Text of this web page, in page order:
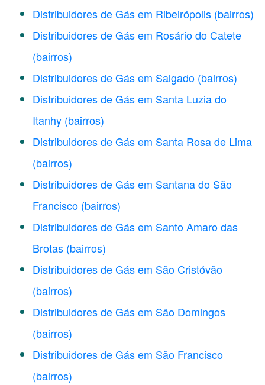
Distribuidores de Gás em Ribeirópolis (bairros)
Distribuidores de Gás em Rosário do Catete
(bairros)
Distribuidores de Gás em Salgado (bairros)
Distribuidores de Gás em Santa Luzia do
Itanhy (bairros)
Distribuidores de Gás em Santa Rosa de Lima
(bairros)
Distribuidores de Gás em Santana do São
Francisco (bairros)
Distribuidores de Gás em Santo Amaro das
Brotas (bairros)
Distribuidores de Gás em São Cristóvão
(bairros)
Distribuidores de Gás em São Domingos
(bairros)
Distribuidores de Gás em São Francisco
(bairros)